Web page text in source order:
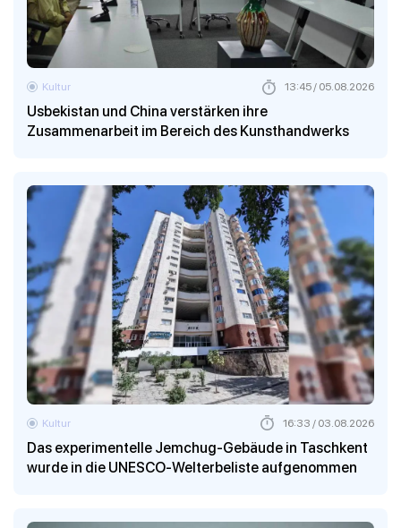
Usbekistan und China verstärken ihre
Zusammenarbeit im Bereich des Kunsthandwerks
Kultur 13:45 / 05.08.2026
Das experimentelle Jemchug-Gebäude in Taschkent
wurde in die UNESCO-Welterbeliste aufgenommen
Kultur 16:33 / 03.08.2026